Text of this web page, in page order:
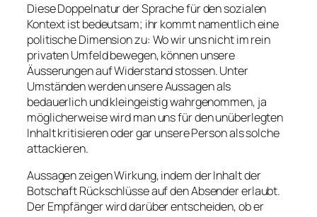
Diese Doppelnatur der Sprache für den sozialen
Kontext ist bedeutsam; ihr kommt namentlich eine
politischeDimension zu: Wo wir uns nicht im rein
privaten Umfeld bewegen, können unsere
Äusserungen auf Widerstand stossen. Unter
Umständen werden unsere Aussagen als
bedauerlich und kleingeistig wahrgenommen, ja
möglicherweise wird man uns für den unüberlegten
Inhalt kritisieren oder gar unsere Person als solche
attackieren.
Aussagen zeigen Wirkung, indem der Inhalt der
Botschaft Rückschlüsse auf den Absender erlaubt.
Der Empfänger wird darüber entscheiden, ob er